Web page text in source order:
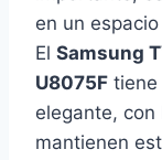
en un
El Samsung
U8075F tiene
elegante,
mantienen